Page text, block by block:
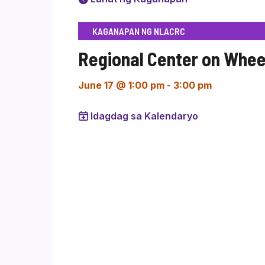
KAGANAPAN NG NLACRC
Regional Center on
June 17 @ 1:00 pm - 3:00 pm
Idagdag sa Kalendaryo